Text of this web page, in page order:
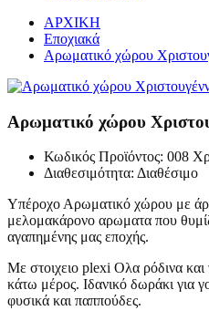
ΑΡΧΙΚΗ
Εποχιακά
Αρωματικό χώρου
Αρωματικό χώρου
Κωδικός Προϊόντος: 008
Διαθεσιμότητα: Διαθέσιμο
Υπέροχο Αρωματικό χώρου με
μελομακάρονο αρωματα που
αγαπημένης μας εποχής.
Με στοιχειο plexi Ολα ρόδινα και
κάτω μέρος. Ιδανικό δωράκι για
φυσικά και παππούδες.